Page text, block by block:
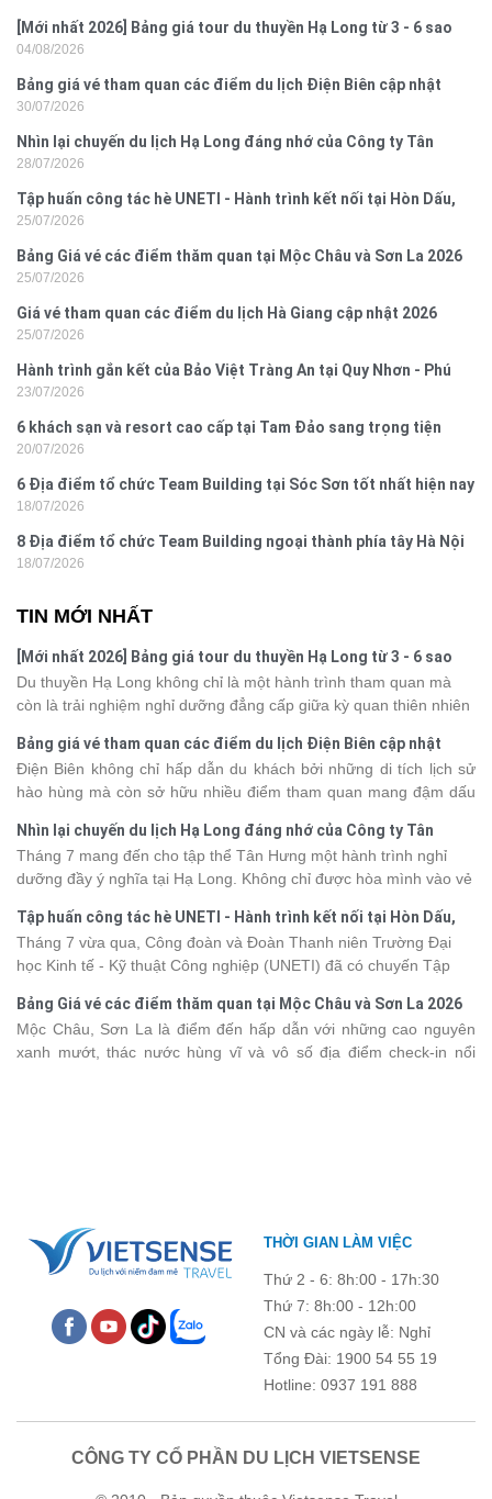
[Mới nhất 2026] Bảng giá tour du thuyền Hạ Long từ 3 - 6 sao
04/08/2026
Bảng giá vé tham quan các điểm du lịch Điện Biên cập nhật
2026
30/07/2026
Nhìn lại chuyến du lịch Hạ Long đáng nhớ của Công ty Tân
Hưng 2026
28/07/2026
Tập huấn công tác hè UNETI - Hành trình kết nối tại Hòn Dấu,
Đồ Sơn
25/07/2026
Bảng Giá vé các điểm thăm quan tại Mộc Châu và Sơn La 2026
25/07/2026
Giá vé tham quan các điểm du lịch Hà Giang cập nhật 2026
25/07/2026
Hành trình gắn kết của Bảo Việt Tràng An tại Quy Nhơn - Phú
Yên
23/07/2026
6 khách sạn và resort cao cấp tại Tam Đảo sang trọng tiện
nghi
20/07/2026
6 Địa điểm tổ chức Team Building tại Sóc Sơn tốt nhất hiện nay
18/07/2026
8 Địa điểm tổ chức Team Building ngoại thành phía tây Hà Nội
18/07/2026
TIN MỚI NHẤT
[Mới nhất 2026] Bảng giá tour du thuyền Hạ Long từ 3 - 6 sao
Du thuyền Hạ Long không chỉ là một hành trình tham quan mà
còn là trải nghiệm nghỉ dưỡng đẳng cấp giữa kỳ quan thiên nhiên
khác nhau, khiến nhiều du khách băn khoăn khi lựa chọn. Bài viết
dưới đây sẽ cập nhật bảng giá tour du thuyền Hạ Long mới nhất
2026 từ 3 - 6 sao, giúp bạn dễ dàng so sánh và tìm được hành
trình phù hợp với nhu cầu cũng như ngân sách.
Bảng giá vé tham quan các điểm du lịch Điện Biên cập nhật
2026
Điện Biên không chỉ hấp dẫn du khách bởi những di tích lịch sử
hào hùng mà còn sở hữu nhiều điểm tham quan mang đậm dấu
phá vùng đất này, việc cập nhật trước giá vé sẽ giúp bạn chủ
động hơn trong lịch trình và chi phí. Cùng Vietsense Travel tham
khảo bảng giá vé tham quan các điểm du lịch Điện Biênmới nhất
năm 2026 ngay dưới đây.
Nhìn lại chuyến du lịch Hạ Long đáng nhớ của Công ty Tân
Hưng 2026
Tháng 7 mang đến cho tập thể Tân Hưng một hành trình nghỉ
dưỡng đầy ý nghĩa tại Hạ Long. Không chỉ được hòa mình vào vẻ
kết, sẻ chia và lưu giữ nhiều khoảnh khắc đáng nhớ. Hãy cùng
nhìn lại chuyến đi ngập tràn niềm vui và những trải nghiệm khó
quên.
Tập huấn công tác hè UNETI - Hành trình kết nối tại Hòn Dấu,
Đồ Sơn
Tháng 7 vừa qua, Công đoàn và Đoàn Thanh niên Trường Đại
học Kinh tế - Kỹ thuật Công nghiệp (UNETI) đã có chuyến Tập
chỉ là dịp nâng cao kỹ năng và chia sẻ kinh nghiệm công tác,
chương trình còn mang đến những hoạt động giao lưu sôi nổi,
góp phần gắn kết tập thể và lưu giữ nhiều kỷ niệm đáng nhớ.
Bảng Giá vé các điểm thăm quan tại Mộc Châu và Sơn La 2026
Mộc Châu, Sơn La là điểm đến hấp dẫn với những cao nguyên
xanh mướt, thác nước hùng vĩ và vô số địa điểm check-in nổi
THỜI GIAN LÀM VIỆC
Thứ 2 - 6: 8h:00 - 17h:30
Thứ 7: 8h:00 - 12h:00
CN và các ngày lễ: Nghỉ
Tổng Đài: 1900 54 55 19
Hotline: 0937 191 888
CÔNG TY CỔ PHẦN DU LỊCH VIETSENSE